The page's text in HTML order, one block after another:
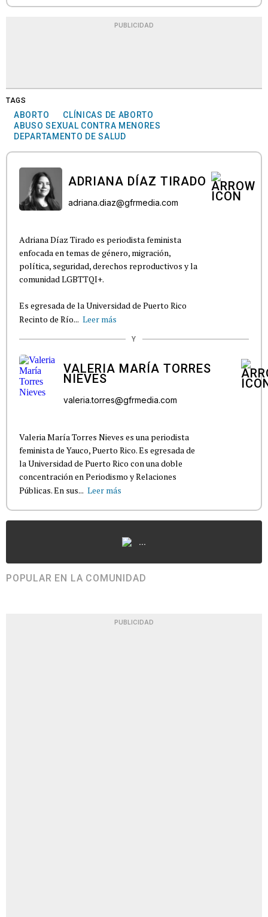
PUBLICIDAD
TAGS
ABORTO
CLÍNICAS DE ABORTO
ABUSO SEXUAL CONTRA MENORES
DEPARTAMENTO DE SALUD
ADRIANA DÍAZ TIRADO
adriana.diaz@gfrmedia.com
Adriana Díaz Tirado es periodista feminista
enfocada en temas de género, migración,
política, seguridad, derechos reproductivos y la
comunidad LGBTTQI+.
Es egresada de la Universidad de Puerto Rico
Recinto de Río... Leer más
Y
VALERIA MARÍA TORRES
NIEVES
valeria.torres@gfrmedia.com
Valeria María Torres Nieves es una periodista
feminista de Yauco, Puerto Rico. Es egresada de
la Universidad de Puerto Rico con una doble
concentración en Periodismo y Relaciones
Públicas. En sus... Leer más
...
POPULAR EN LA COMUNIDAD
PUBLICIDAD